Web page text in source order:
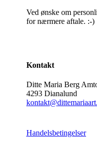
Ved ønske om
for nærmere aftale. :-)
Kontakt
Ditte Maria Berg
4293 Dianalund
Handelsbetingelser